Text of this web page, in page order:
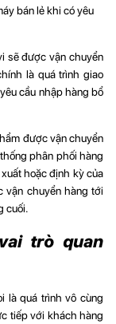
bán lẻ khi có yêu
sẽ được vận chuyển
là quá trình giao
cầu nhập hàng bổ
được vận chuyển
phân phối hàng
hoặc định kỳ của
vận chuyển hàng tới
cuối.
trò quan
là quá trình vô cùng
tiếp với khách hàng